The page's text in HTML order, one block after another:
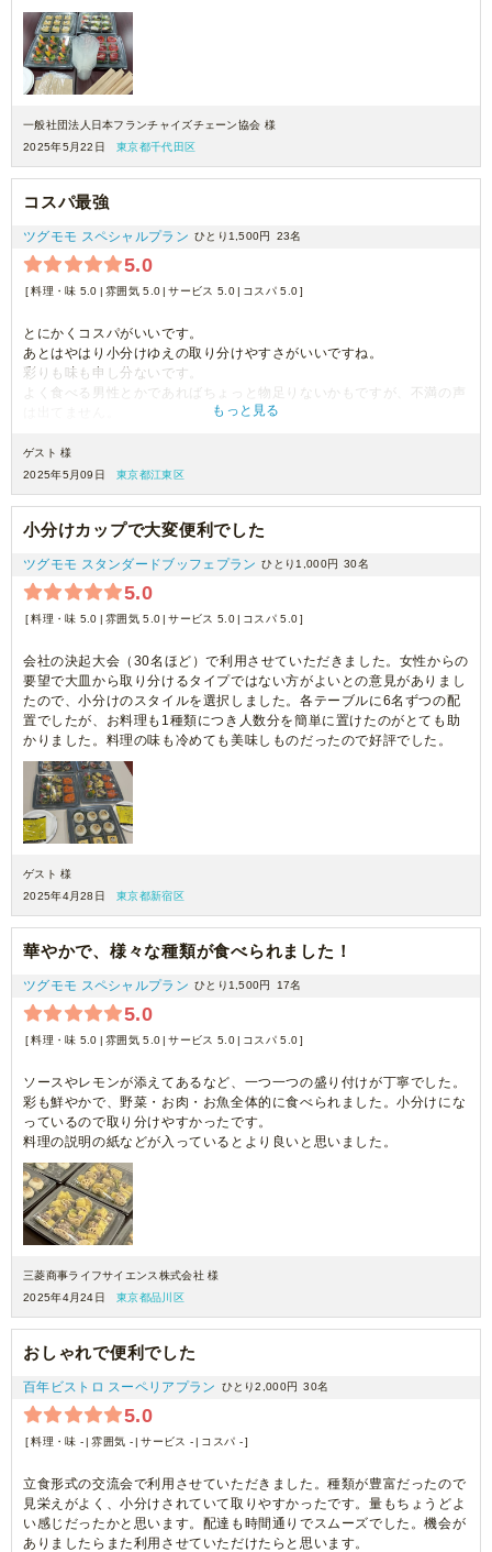
一般社団法人日本フランチャイズチェーン協会 様
2025年5月22日
東京都千代田区
コスパ最強
ツグモモ スペシャルプラン ひとり1,500円 23名
5.0
料理・味 5.0 雰囲気 5.0 サービス 5.0 コスパ 5.0
とにかくコスパがいいです。
あとはやはり小分けゆえの取り分けやすさがいいですね。
彩りも味も申し分ないです。
よく食べる男性とかであればちょっと物足りないかもですが、不満の声
もっと見る
ゲスト 様
2025年5月09日
東京都江東区
小分けカップで大変便利でした
ツグモモ スタンダードブッフェプラン ひとり1,000円 30名
5.0
料理・味 5.0 雰囲気 5.0 サービス 5.0 コスパ 5.0
会社の決起大会（30名ほど）で利用させていただきました。女性からの
要望で大皿から取り分けるタイプではない方がよいとの意見がありまし
たので、小分けのスタイルを選択しました。各テーブルに6名ずつの配
置でしたが、お料理も1種類につき人数分を簡単に置けたのがとても助
かりました。料理の味も冷めても美味しものだったので好評でした。
ゲスト 様
2025年4月28日
東京都新宿区
華やかで、様々な種類が食べられました！
ツグモモ スペシャルプラン ひとり1,500円 17名
5.0
料理・味 5.0 雰囲気 5.0 サービス 5.0 コスパ 5.0
ソースやレモンが添えてあるなど、一つ一つの盛り付けが丁寧でした。
彩も鮮やかで、野菜・お肉・お魚全体的に食べられました。小分けにな
っているので取り分けやすかったです。
料理の説明の紙などが入っているとより良いと思いました。
三菱商事ライフサイエンス株式会社 様
2025年4月24日
東京都品川区
おしゃれで便利でした
百年ビストロ スーペリアプラン ひとり2,000円 30名
5.0
料理・味 - 雰囲気 - サービス - コスパ -
立食形式の交流会で利用させていただきました。種類が豊富だったので
見栄えがよく、小分けされていて取りやすかったです。量もちょうどよ
い感じだったかと思います。配達も時間通りでスムーズでした。機会が
ありましたらまた利用させていただけたらと思います。